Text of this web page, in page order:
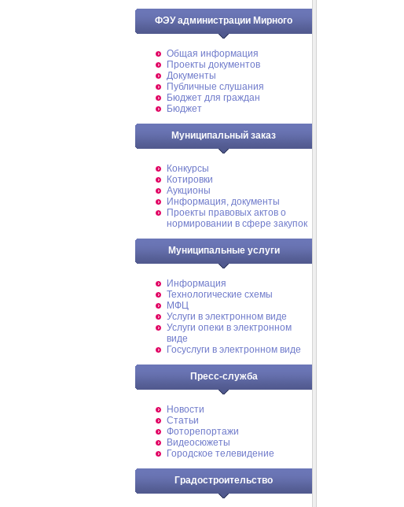
ФЭУ администрации Мирного
Общая информация
Проекты документов
Документы
Публичные слушания
Бюджет для граждан
Бюджет
Муниципальный заказ
Конкурсы
Котировки
Аукционы
Информация, документы
Проекты правовых актов о
нормировании в сфере закупок
Муниципальные услуги
Информация
Технологические схемы
МФЦ
Услуги в электронном виде
Услуги опеки в электронном
виде
Госуслуги в электронном виде
Пресс-служба
Новости
Статьи
Фоторепортажи
Видеосюжеты
Городское телевидение
Градостроительство